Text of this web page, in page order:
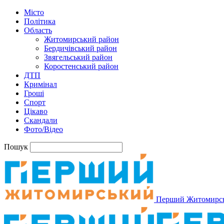
Місто
Політика
Область
Житомирський район
Бердичівський район
Звягельський район
Коростенський район
ДТП
Кримінал
Гроші
Спорт
Цікаво
Скандали
Фото/Відео
Пошук
Перший